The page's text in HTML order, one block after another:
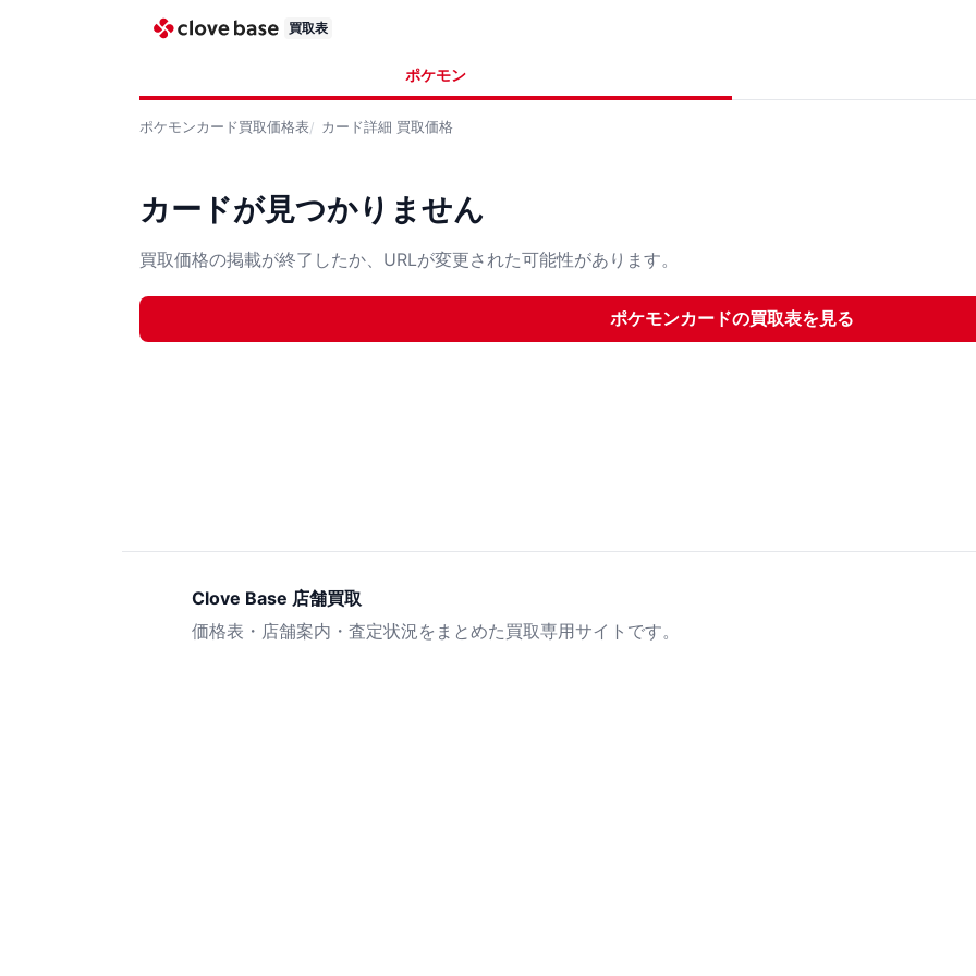
買取表
ポケモン
ポケモンカード買取価格表 カード詳細 買取価格
カードが見つかりません
買取価格の掲載が終了したか、URLが変更された可能性があります。
ポケモンカードの買取表を見る
Clove Base 店舗買取
価格表・店舗案内・査定状況をまとめた買取専用サイトです。